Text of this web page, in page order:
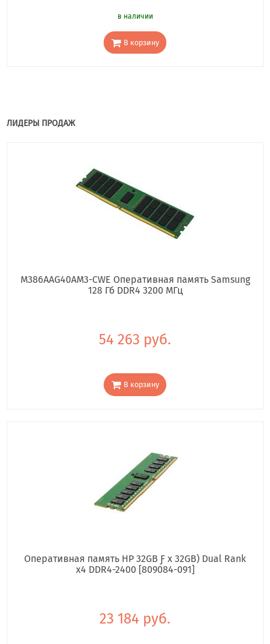
в наличии
В корзину
ЛИДЕРЫ ПРОДАЖ
M386AAG40AM3-CWE Оперативная память Samsung
128 Гб DDR4 3200 МГц
54 263 руб.
В корзину
Оперативная память HP 32GB Ƒ x 32GB) Dual Rank
x4 DDR4-2400 [809084-091]
23 184 руб.